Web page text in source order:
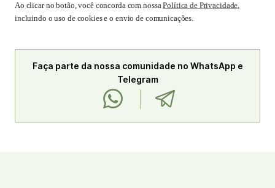
Ao clicar no botão, você concorda com nossaPolítica de Privacidade,
incluindo o uso de cookies e o envio de comunicações.
Faça parte da nossa comunidade no WhatsApp e
Telegram